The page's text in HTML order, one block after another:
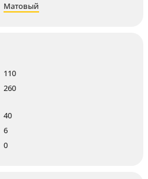
Матовый
110
260
40
6
0